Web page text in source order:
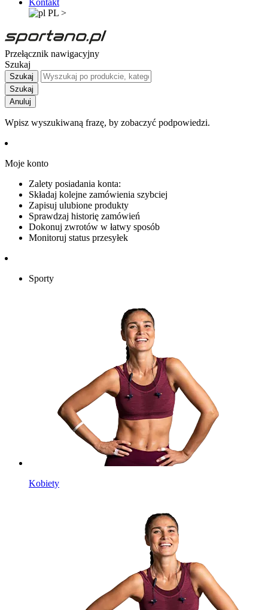
Kontakt
PL >
Przełącznik nawigacyjny
Szukaj
Szukaj
Szukaj
Anuluj
Wpisz wyszukiwaną frazę, by zobaczyć podpowiedzi.
Moje konto
Zalety posiadania konta:
Składaj kolejne zamówienia szybciej
Zapisuj ulubione produkty
Sprawdzaj historię zamówień
Dokonuj zwrotów w łatwy sposób
Monitoruj status przesyłek
Sporty
Kobiety